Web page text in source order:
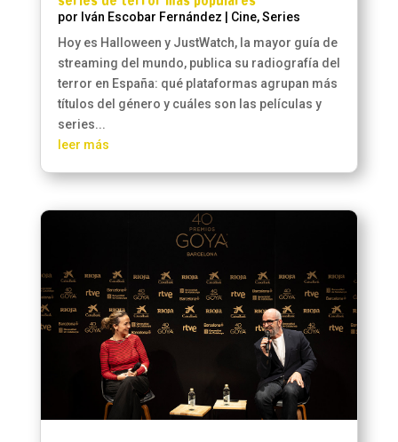
por Iván Escobar Fernández Cine,Series
Hoy es Halloween y JustWatch, la mayor guía de
streaming del mundo, publica su radiografía del
terror en España: qué plataformas agrupan más
títulos del género y cuáles son las películas y
series...
leer más